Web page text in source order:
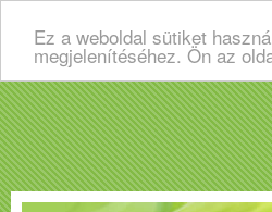
Ez a weboldal sütiket
megjelenítéséhez. Ön az